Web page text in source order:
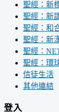
聖經：新
聖經：新
聖經：和
聖經：新
聖經：
聖經：環
信徒生活
其他連結
登入